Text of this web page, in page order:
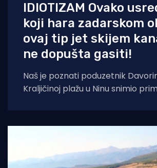
IDIOTIZAM Ovako
koji hara zadarskom
ovaj tip jet skijem
ne dopušta gasiti!
Naš je poznati poduzetnik
Kraljičinoj plažu u Ninu snimio